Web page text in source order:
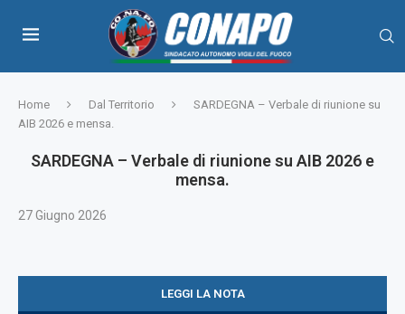
Home Dal Territorio
SARDEGNA – Verbale di riunione su
AIB 2026 e mensa.
SARDEGNA – Verbale di riunione su AIB 2026 e
mensa.
27 Giugno 2026
LEGGI LA NOTA